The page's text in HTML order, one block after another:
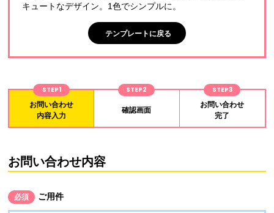
キュートなデザイン。1色でシンプルに。
テンプレートに戻る
STEP1
お問い合わせ
内容入力
STEP2
確認画面
STEP3
お問い合わせ
完了
お問い合わせ内容
必須 ご用件